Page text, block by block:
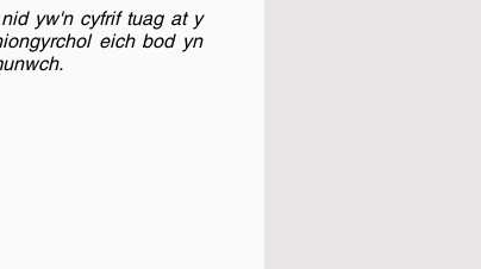
yw'n cyfrif tuag at y
eich bod yn